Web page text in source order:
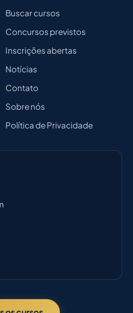
Buscar cursos
Concursos previstos
Inscrições abertas
Notícias
Contato
Sobre nós
Política de Privacidade